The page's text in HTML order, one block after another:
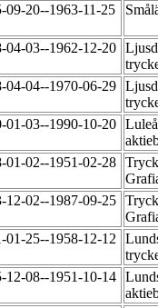
09-20--1963-11-25
04-03--1962-12-20
04-04--1970-06-29
01-03--1990-10-20
01-02--1951-02-28
12-02--1987-09-25
01-25--1958-12-12
12-08--1951-10-14